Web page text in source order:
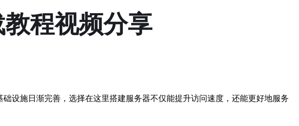
程视频分享
设施日渐完善，选择在这里搭建服务器不仅能提升访问速度，还能更好地服务